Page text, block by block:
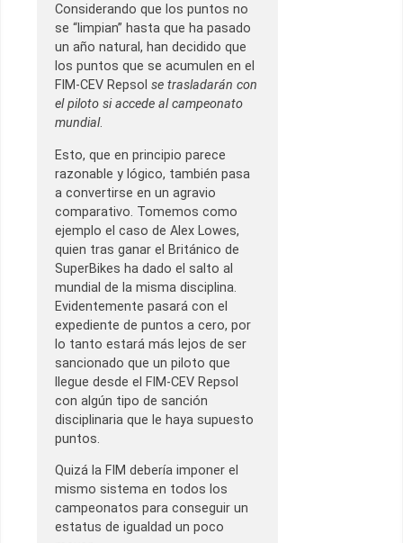
Considerando que los puntos no
se “limpian” hasta que ha pasado
un año natural, han decidido que
los puntos que se acumulen en el
FIM-CEV Repsol se trasladarán con
el piloto si accede al campeonato
mundial.
Esto, que en principio parece
razonable y lógico, también pasa
a convertirse en un agravio
comparativo. Tomemos como
ejemplo el caso de Alex Lowes,
quien tras ganar el Británico de
SuperBikes ha dado el salto al
mundial de la misma disciplina.
Evidentemente pasará con el
expediente de puntos a cero, por
lo tanto estará más lejos de ser
sancionado que un piloto que
llegue desde el FIM-CEV Repsol
con algún tipo de sanción
disciplinaria que le haya supuesto
puntos.
Quizá la FIM debería imponer el
mismo sistema en todos los
campeonatos para conseguir un
estatus de igualdad un poco